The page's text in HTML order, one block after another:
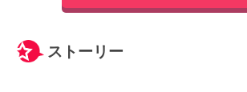
ストーリー